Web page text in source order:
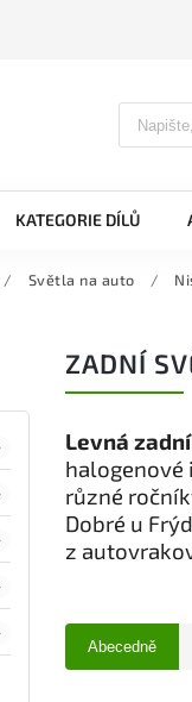
KATEGORIE DÍLŮ
/ Světla na auto /
ZADNÍ
Levná
halogenové
různé
Dobré u
z
Abecedně